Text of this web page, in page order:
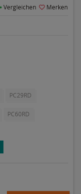
Vergleichen Merken
PC29RD
PC60RD